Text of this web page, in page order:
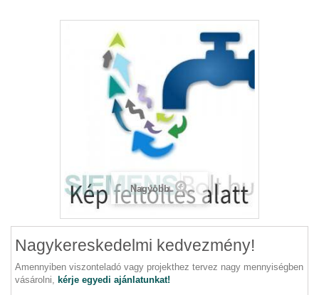
Nagyobb
Nagykereskedelmi kedvezmény!
Amennyiben viszonteladó vagy projekthez tervez nagy mennyiségben
vásárolni, kérje egyedi ajánlatunkat!